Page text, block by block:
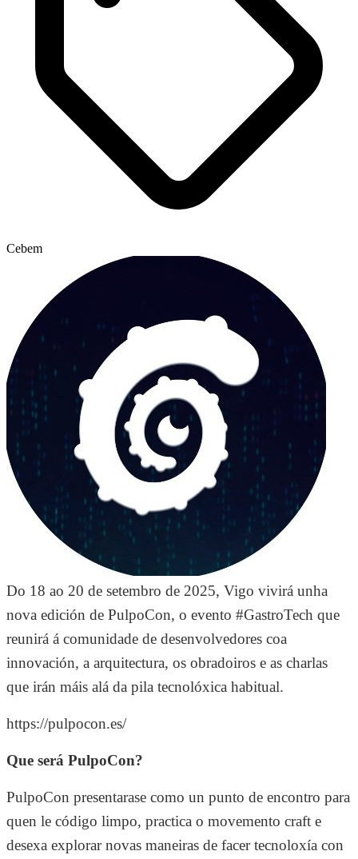
Cebem
Do 18 ao 20 de setembro de 2025, Vigo vivirá unha
nova edición de PulpoCon, o evento #GastroTech que
reunirá á comunidade de desenvolvedores coa
innovación, a arquitectura, os obradoiros e as charlas
que irán máis alá da pila tecnolóxica habitual.
https://pulpocon.es/
Que será PulpoCon?
PulpoCon presentarase como un punto de encontro para
quen le código limpo, practica o movemento craft e
desexa explorar novas maneiras de facer tecnoloxía con